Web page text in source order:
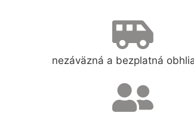
nezáväzná a bezplatná